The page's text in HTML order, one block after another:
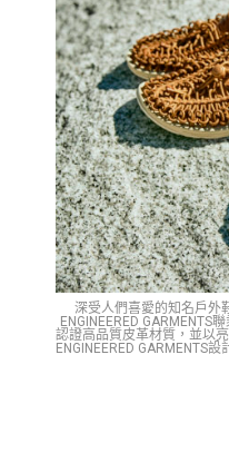
深受人們喜愛的知名戶外
ENGINEERED GARMENTS
認證高品質皮革材質，並以
ENGINEERED GARMENTS